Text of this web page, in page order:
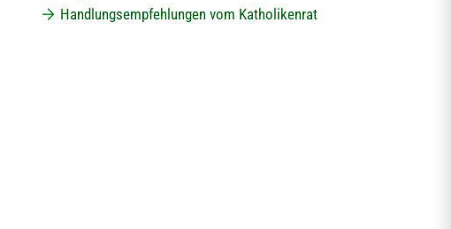
Handlungsempfehlungen vom Katholikenrat